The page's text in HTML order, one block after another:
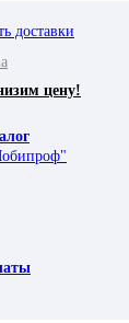
доставки
цену!